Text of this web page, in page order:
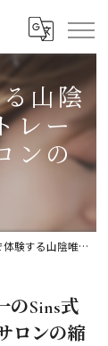
山陰
レー
ンの
トレート！髪質改善専門サロンの縮毛矯正も注目
のSins式
ロンの縮